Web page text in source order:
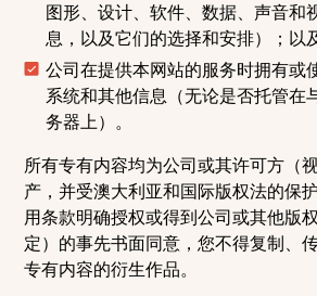
图形、设计、软件、数据、声音和
息，以及它们的选择和安排）；以
公司在提供本网站的服务时拥有或
系统和其他信息（无论是否托管在
务器上）。
所有专有内容均为公司或其许可方（
产，并受澳大利亚和国际版权法的保
用条款明确授权或得到公司或其他版
定）的事先书面同意，您不得复制、
专有内容的衍生作品。